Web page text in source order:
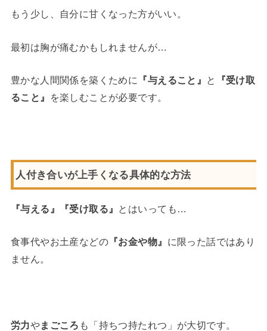
もう少し、自分に甘くなった方がいい。
最初は胸が痛むかもしれませんが…
豊かな人間関係を築くために 『与えること』 と
『受け取
ること』
を楽しむことが必要です。
人付き合いが上手くなる具体的な方法
『与える』『受け取る』 とはいっても…
食事代やお土産などの 『お金や物』 に限った話ではあり
ません。
労力やまごころ も「持ちつ持たれつ」が大切です。